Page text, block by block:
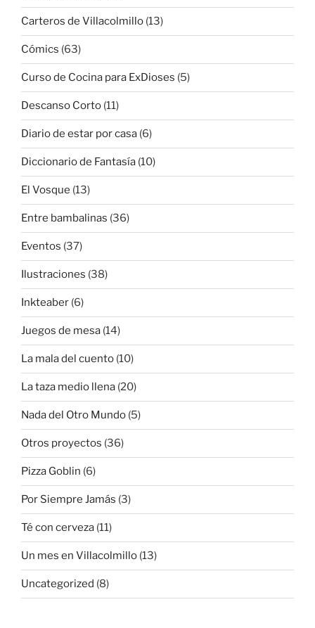
Carteros de Villacolmillo (13)
Cómics (63)
Curso de Cocina para ExDioses (5)
Descanso Corto (11)
Diario de estar por casa (6)
Diccionario de Fantasía (10)
El Vosque (13)
Entre bambalinas (36)
Eventos (37)
Ilustraciones (38)
Inkteaber (6)
Juegos de mesa (14)
La mala del cuento (10)
La taza medio llena (20)
Nada del Otro Mundo (5)
Otros proyectos (36)
Pizza Goblin (6)
Por Siempre Jamás (3)
Té con cerveza (11)
Un mes en Villacolmillo (13)
Uncategorized (8)